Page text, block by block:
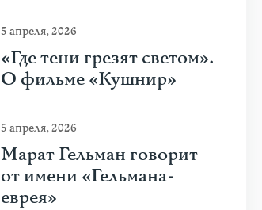
5 апреля, 2026
«Где тени грезят светом».
О фильме «Кушнир»
5 апреля, 2026
Марат Гельман говорит
от имени «Гельмана-
еврея»